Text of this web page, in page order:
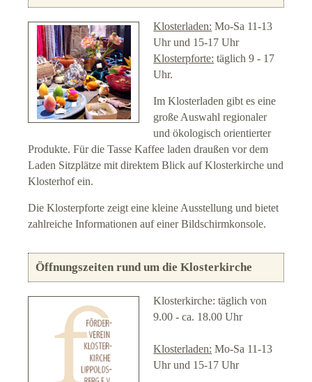
Klosterladen: Mo-Sa 11-13
Uhr und 15-17 Uhr
Klosterpforte: täglich 9 - 17
Uhr.
Im Klosterladen gibt es eine
große Auswahl regionaler
und ökologisch orientierter
Produkte. Für die Tasse Kaffee laden draußen vor dem
Laden Sitzplätze mit direktem Blick auf Klosterkirche und
Klosterhof ein.
Die Klosterpforte zeigt eine kleine Ausstellung und bietet
zahlreiche Informationen auf einer Bildschirmkonsole.
Öffnungszeiten rund um die Klosterkirche
Klosterkirche: täglich von
9.00 - ca. 18.00 Uhr
Klosterladen: Mo-Sa 11-13
Uhr und 15-17 Uhr